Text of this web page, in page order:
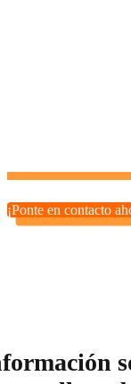
¡Ponte en contacto